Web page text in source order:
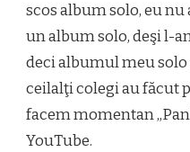
scos album solo, eu
un album solo, deşi l-
deci albumul meu
ceilalţi colegi au făcut
facem momentan
YouTube.